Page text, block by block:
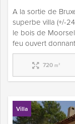
A la sortie de
superbe villa (+/-
le bois de
feu ouvert
720 m²
Villa